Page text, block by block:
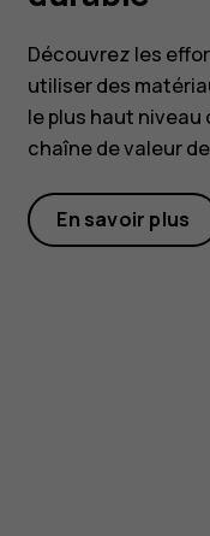
Découvrez les
utiliser des
le plus haut
chaîne de valeur
En savoir plus